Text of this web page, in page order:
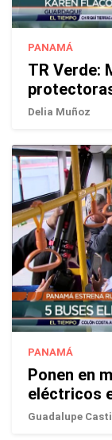
PANAMÁ
TR Verde:
Delia Muñoz
PANAMÁ
Ponen en
eléctricos
Guadalupe